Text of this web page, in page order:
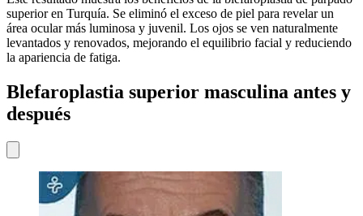
superior en Turquía. Se eliminó el exceso de piel para revelar un
área ocular más luminosa y juvenil. Los ojos se ven naturalmente
levantados y renovados, mejorando el equilibrio facial y reduciendo
la apariencia de fatiga.
Blefaroplastia superior masculina antes y
después